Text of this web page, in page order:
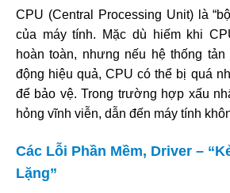
CPU (Central Processing Unit) là
của máy tính. Mặc dù hiếm khi
hoàn toàn, nhưng nếu hệ thống tản
động hiệu quả, CPU có thể bị quá
để bảo vệ. Trong trường hợp xấu
hỏng vĩnh viễn, dẫn đến máy tính
Các Lỗi Phần Mềm, Driver –
Lặng”